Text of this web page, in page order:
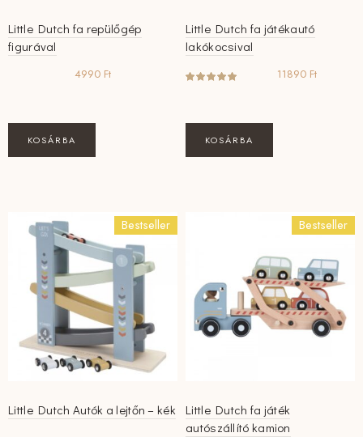
Little Dutch fa repülőgép
figurával
4990 Ft
KOSÁRBA
Little Dutch fa játékautó
lakókocsival
11890 Ft
KOSÁRBA
Bestseller
Little Dutch Autók a lejtőn – kék
Bestseller
Little Dutch fa játék
autószállító kamion